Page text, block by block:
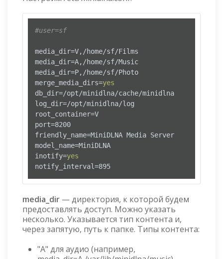
#user=sf
media_dir=V,/home/sf/Films
media_dir=A,/home/sf/Music
media_dir=P,/home/sf/Photo
merge_media_dirs=yes
db_dir=/opt/minidlna/cache/minidlna
log_dir=/opt/minidlna/log
root_container=V
port=8200
friendly_name=MiniDLNA Media Server
model_name=MiniDLNA
inotify=yes
notify_interval=895
media_dir — директория, к которой будем
предоставлять доступ. Можно указать
несколько. Указывается тип контента и,
через запятую, путь к папке. Типы контента:
"A" для аудио (например,